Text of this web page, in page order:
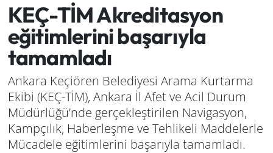
KEÇ-TİM Akreditasyon
eğitimlerini başarıyla
tamamladı
Ankara Keçiören Belediyesi Arama Kurtarma
Ekibi (KEÇ-TİM), Ankara İl Afet ve Acil Durum
Müdürlüğü’nde gerçekleştirilen Navigasyon,
Kampçılık, Haberleşme ve Tehlikeli Maddelerle
Mücadele eğitimlerini başarıyla tamamladı.
Genel
Haber
Izmir
Kütahya
Manisa
Son Dakika Haberleri
Haber Arşivi